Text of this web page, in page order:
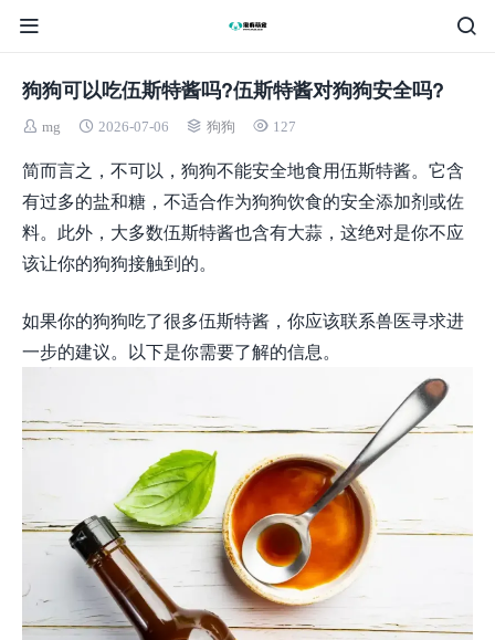
狗狗可以吃伍斯特酱吗?伍斯特酱对狗狗安全吗?
mg 2026-07-06 狗狗 127
简而言之，不可以，狗狗不能安全地食用伍斯特酱。它含
有过多的盐和糖，不适合作为狗狗饮食的安全添加剂或佐
料。此外，大多数伍斯特酱也含有大蒜，这绝对是你不应
该让你的狗狗接触到的。
如果你的狗狗吃了很多伍斯特酱，你应该联系兽医寻求进
一步的建议。以下是你需要了解的信息。